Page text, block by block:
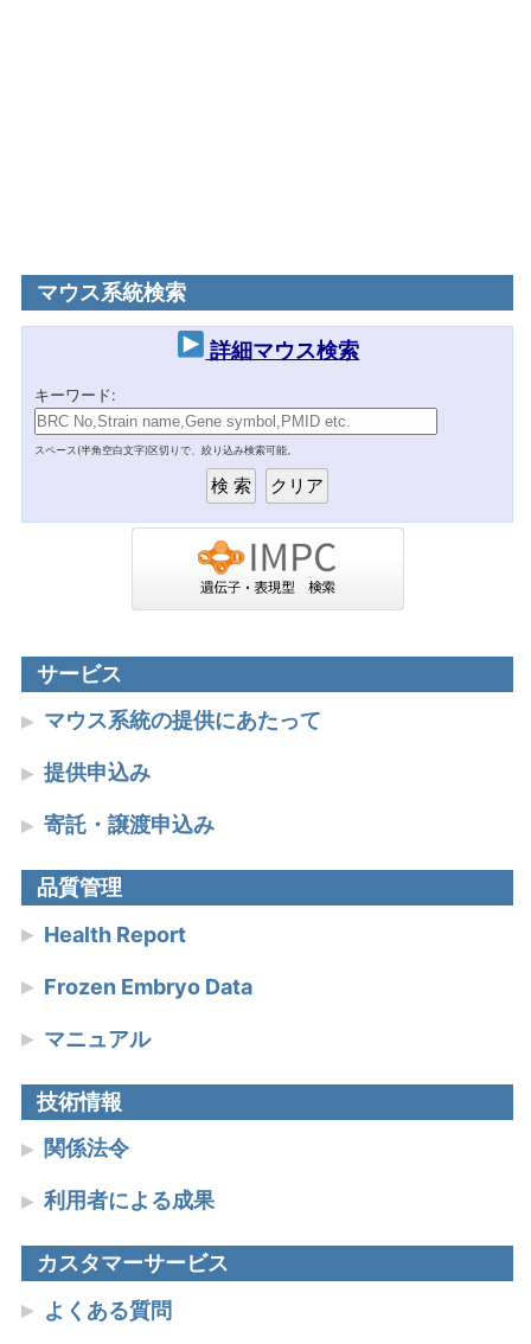
マウス系統検索
詳細マウス検索
キーワード:
スペース(半角空白文字)区切りで、絞り込み検索可能。
サービス
マウス系統の提供にあたって
提供申込み
寄託・譲渡申込み
品質管理
Health Report
Frozen Embryo Data
マニュアル
技術情報
関係法令
利用者による成果
カスタマーサービス
よくある質問